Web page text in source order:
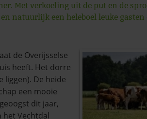
Met verkoeling uit de put en de
natuurlijk een heleboel leuke gasten
de Overijsselse
heeft. Het dorre
liggen). De heide
een mooie
dit jaar,
het Vechtdal